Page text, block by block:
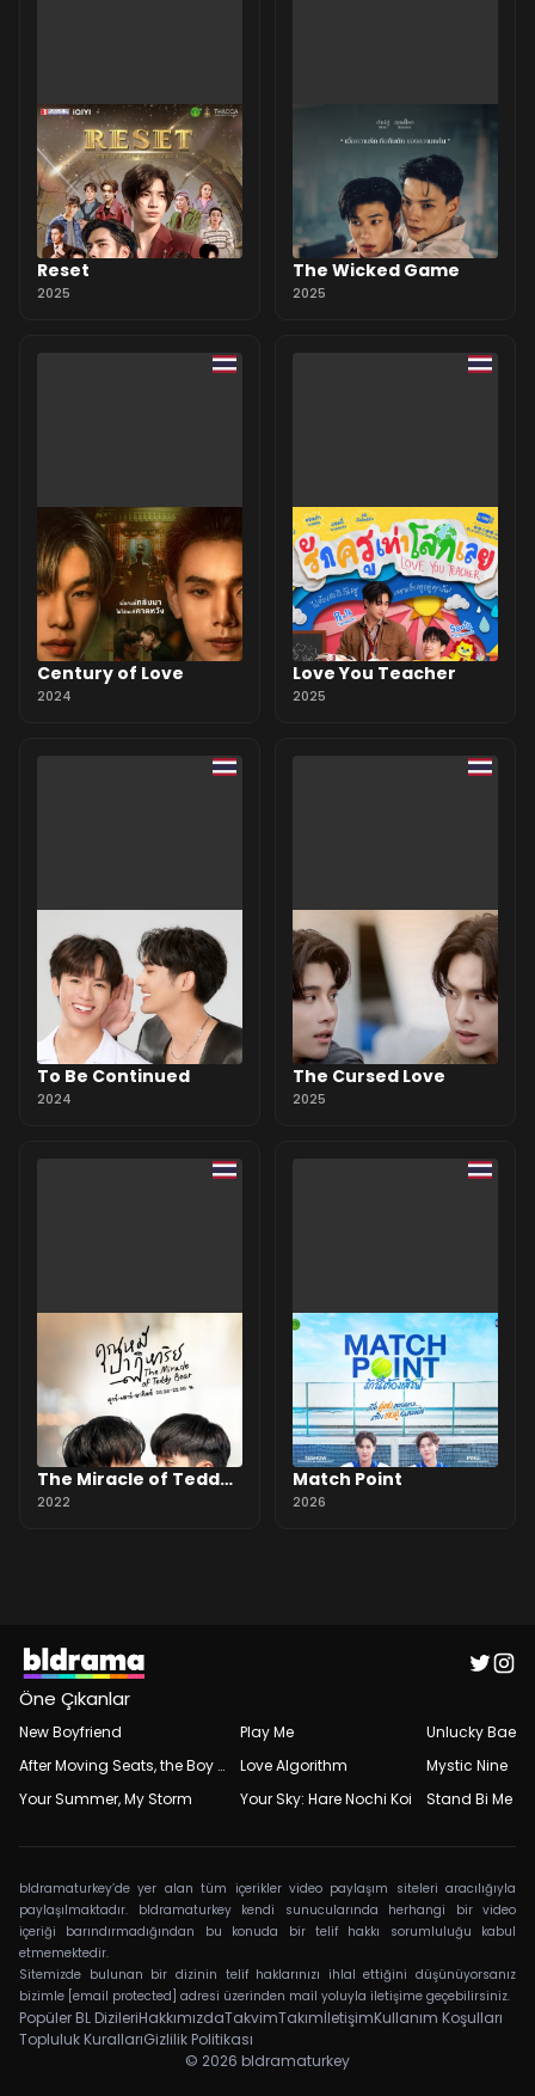
Reset
2025
The Wicked Game
2025
Century of Love
2024
Love You Teacher
2025
To Be Continued
2024
The Cursed Love
2025
The Miracle of Teddy
Bear
2022
Match Point
2026
Öne Çıkanlar
New Boyfriend
After Moving Seats, the Boy Behind Me Has a Crush on Me
Your Summer, My Storm
Play Me
Love Algorithm
Your Sky: Hare Nochi Koi
Unlucky Bae
Mystic Nine
Stand Bi Me
bldramaturkey’de yer alan tüm içerikler video paylaşım siteleri aracılığıyla
paylaşılmaktadır. bldramaturkey kendi sunucularında herhangi bir video
içeriği barındırmadığından bu konuda bir telif hakkı sorumluluğu kabul
etmemektedir.
Sitemizde bulunan bir dizinin telif haklarınızı ihlal ettiğini düşünüyorsanız
bizimle [email protected] adresi üzerinden mail yoluyla iletişime geçebilirsiniz.
Popüler BL DizileriHakkımızdaTakvimTakımİletişimKullanım Koşulları
Topluluk KurallarıGizlilik Politikası
© 2026 bldramaturkey